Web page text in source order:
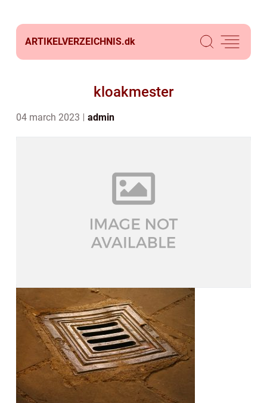
ARTIKELVERZEICHNIS.dk
kloakmester
04 march 2023 admin